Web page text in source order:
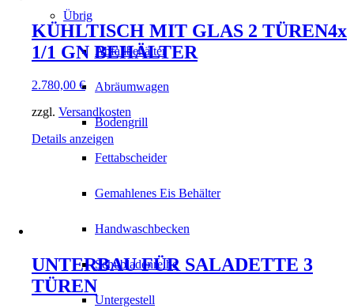
Übrig
Abfallbehälter
Abräumwagen
Bodengrill
Fettabscheider
Gemahlenes Eis Behälter
Handwaschbecken
Schubladenreihe
Untergestell
KÜHLTISCH MIT GLAS 2 TÜREN4x
1/1 GN BEHÄLTER
2.780,00 €
zzgl. Versandkosten
Details anzeigen
UNTERBAU FÜR SALADETTE 3
TÜREN